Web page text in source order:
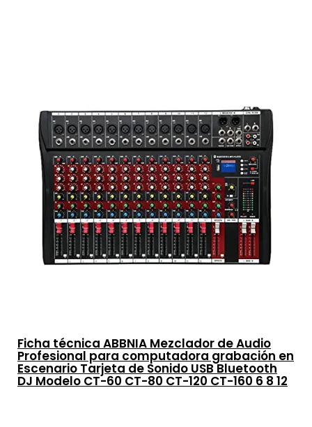
Ficha técnica ABBNIA Mezclador de Audio
Profesional para computadora grabación en
Escenario Tarjeta de Sonido USB Bluetooth
DJ Modelo CT-60 CT-80 CT-120 CT-160 6 8 12